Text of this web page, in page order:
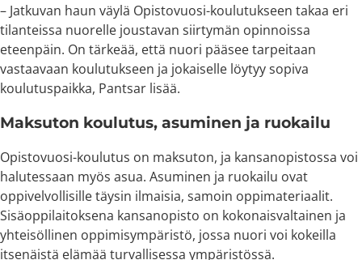
– Jatkuvan haun väylä Opistovuosi-koulutukseen takaa eri
tilanteissa nuorelle joustavan siirtymän opinnoissa
eteenpäin. On tärkeää, että nuori pääsee tarpeitaan
vastaavaan koulutukseen ja jokaiselle löytyy sopiva
koulutuspaikka, Pantsar lisää.
Maksuton koulutus, asuminen ja ruokailu
Opistovuosi-koulutus on maksuton, ja kansanopistossa voi
halutessaan myös asua. Asuminen ja ruokailu ovat
oppivelvollisille täysin ilmaisia, samoin oppimateriaalit.
Sisäoppilaitoksena kansanopisto on kokonaisvaltainen ja
yhteisöllinen oppimisympäristö, jossa nuori voi kokeilla
itsenäistä elämää turvallisessa ympäristössä.